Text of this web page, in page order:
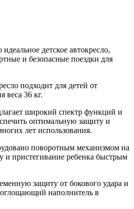
детское автокресло,
и безопасные поездки для
подходит для детей от
веса 36 кг.
широкий спектр функций и
оптимальную защиту и
лет использования.
поворотным механизмом на
и пристегивание ребенка быстрым
защиту от бокового удара и
наполнитель в